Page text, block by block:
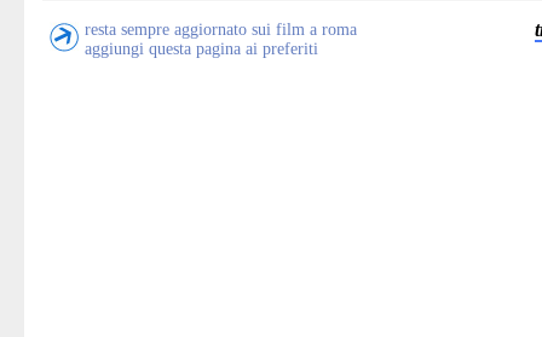
resta sempre aggiornato sui film a roma
aggiungi questa pagina ai preferiti